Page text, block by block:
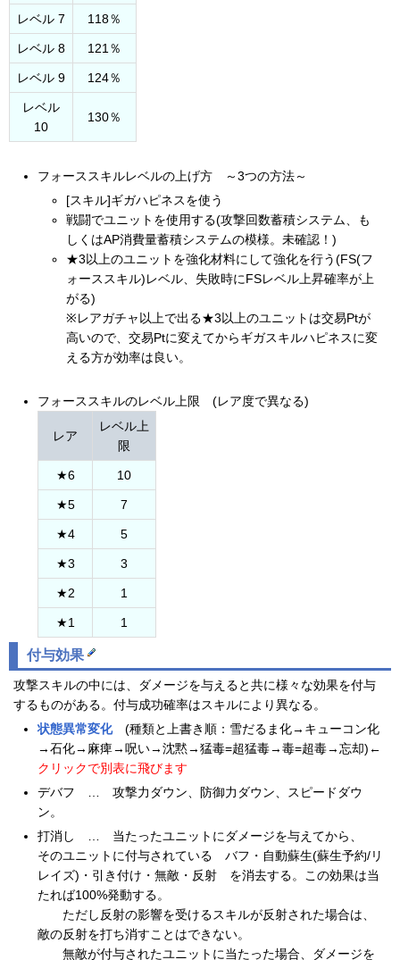
レベル 7 118％
レベル 8 121％
レベル 9 124％
レベル
10
130％
フォーススキルレベルの上げ方 ～3つの方法～
[スキル]ギガハピネスを使う
戦闘でユニットを使用する(攻撃回数蓄積システム、も
しくはAP消費量蓄積システムの模様。未確認！)
★3以上のユニットを強化材料にして強化を行う(FS(フ
ォーススキル)レベル、失敗時にFSレベル上昇確率が上
がる)
※レアガチャ以上で出る★3以上のユニットは交易Ptが
高いので、交易Ptに変えてからギガスキルハピネスに変
える方が効率は良い。
フォーススキルのレベル上限 (レア度で異なる)
レア
レベル上
限
★6 10
★5 7
★4 5
★3 3
★2 1
★1 1
付与効果
攻撃スキルの中には、ダメージを与えると共に様々な効果を付与
するものがある。付与成功確率はスキルにより異なる。
状態異常変化(種類と上書き順：雪だるま化→キューコン化
→石化→麻痺→呪い→沈黙→猛毒=超猛毒→毒=超毒→忘却)←
クリックで別表に飛びます
デバフ … 攻撃力ダウン、防御力ダウン、スピードダウ
ン。
打消し … 当たったユニットにダメージを与えてから、
そのユニットに付与されている バフ・自動蘇生(蘇生予約/リ
レイズ)・引き付け・無敵・反射 を消去する。この効果は当
たれば100%発動する。
ただし反射の影響を受けるスキルが反射された場合は、
敵の反射を打ち消すことはできない。
無敵が付与されたユニットに当たった場合、ダメージを